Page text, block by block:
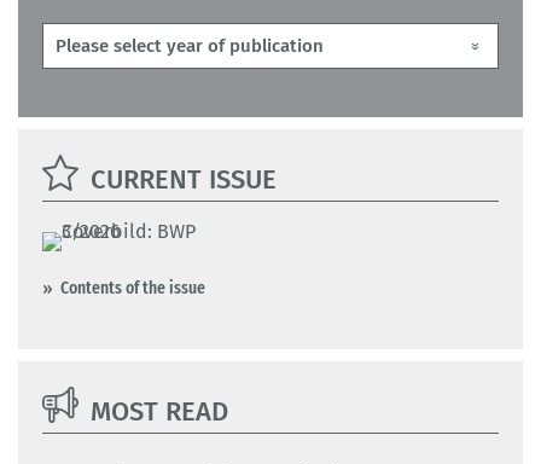
CURRENT ISSUE
Contents of the issue
MOST READ